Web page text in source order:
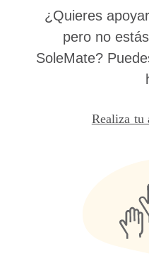
¿Quieres
pero no
SoleMate?
Realiza tu